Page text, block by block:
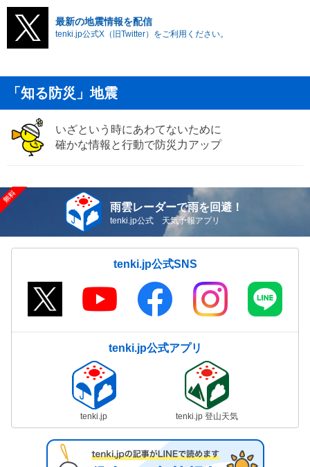
最新の地震情報を配信
tenki.jp公式X（旧Twitter）をご利用ください。
「知る防災」地震
いざという時にあわてないために
確かな情報と行動で防災力アップ
雨雲レーダーで雨を回避！
tenki.jp公式 天気予報アプリ
tenki.jp公式SNS
tenki.jp公式アプリ
tenki.jp tenki.jp 登山天気